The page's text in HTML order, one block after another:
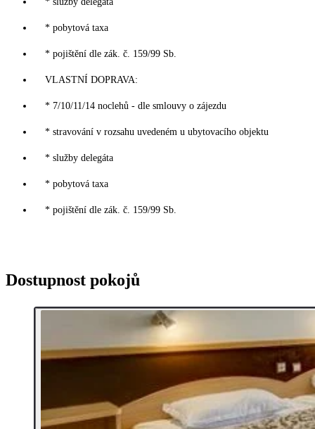
* pobytová taxa
* pojištění dle zák. č. 159/99 Sb.
VLASTNÍ DOPRAVA:
* 7/10/11/14 noclehů - dle smlouvy o zájezdu
* stravování v rozsahu uvedeném u ubytovacího objektu
* služby delegáta
* pobytová taxa
* pojištění dle zák. č. 159/99 Sb.
Dostupnost pokojů